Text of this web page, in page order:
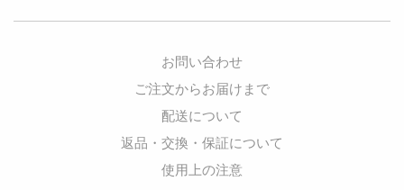
お問い合わせ
ご注文からお届けまで
配送について
返品・交換・保証について
使用上の注意